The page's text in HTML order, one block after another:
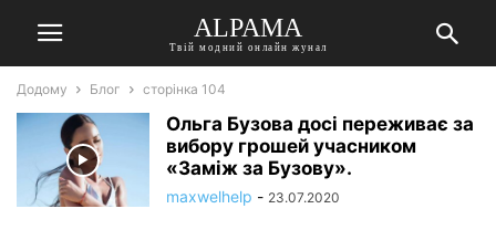
ALPAMA
Твій модний онлайн жунал
Додому Блог сторінка 104
Ольга Бузова досі переживає за
вибору грошей учасником
«Заміж за Бузову».
maxwelhelp - 23.07.2020